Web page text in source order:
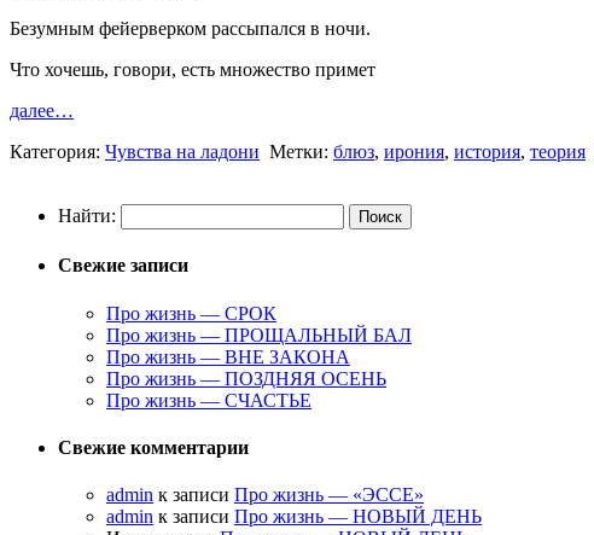
Безумным фейерверком рассыпался в ночи.
Что хочешь, говори, есть множество примет
далее…
Категория: Чувства на ладони Метки: блюз, ирония, история, теория
Найти:
Свежие записи
Про жизнь — СРОК
Про жизнь — ПРОЩАЛЬНЫЙ БАЛ
Про жизнь — ВНЕ ЗАКОНА
Про жизнь — ПОЗДНЯЯ ОСЕНЬ
Про жизнь — СЧАСТЬЕ
Свежие комментарии
admin к записи Про жизнь — «ЭССЕ»
admin к записи Про жизнь — НОВЫЙ ДЕНЬ